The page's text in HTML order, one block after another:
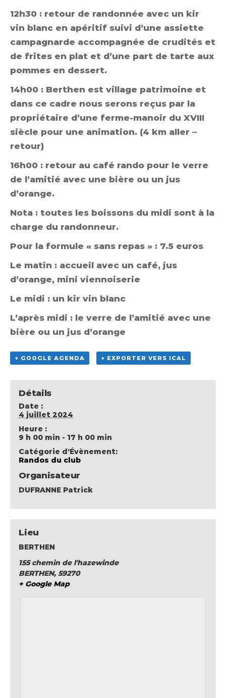
12h30 : retour de randonnée avec un kir
vin blanc en apéritif suivi d’une assiette
campagnarde accompagnée de crudités et
de frites en plat et d’une part de tarte aux
pommes en dessert.
14h00 : Berthen est village patrimoine et
dans ce cadre nous serons reçus par la
propriétaire d’une ferme-manoir du XVIII
siècle pour une animation. (4 km aller –
retour)
16h00 : retour au café rando pour le verre
de l’amitié avec une bière ou un jus
d’orange.
Nota : toutes les boissons du midi sont à la
charge du randonneur.
Pour la formule « sans repas » : 7.5 euros
Le matin : accueil avec un café, jus
d’orange, mini viennoiserie
Le midi : un kir vin blanc
L’après midi : le verre de l’amitié avec une
bière ou un jus d’orange
+ GOOGLE AGENDA + EXPORTER VERS ICAL
Détails
Date :
4 juillet 2024
Heure :
9 h 00 min - 17 h 00 min
Catégorie d’Évènement:
Randos du club
Organisateur
DUFRANNE Patrick
Lieu
BERTHEN
155 chemin de l'hazewinde
BERTHEN, 59270
+ Google Map